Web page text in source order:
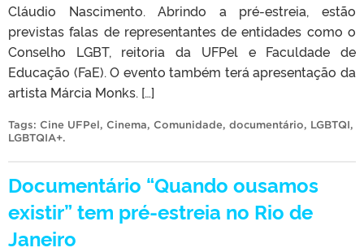
Cláudio Nascimento. Abrindo a pré-estreia, estão
previstas falas de representantes de entidades como o
Conselho LGBT, reitoria da UFPel e Faculdade de
Educação (FaE). O evento também terá apresentação da
artista Márcia Monks. […]
Tags: Cine UFPel, Cinema, Comunidade, documentário, LGBTQI,
LGBTQIA+.
Documentário “Quando ousamos
existir” tem pré-estreia no Rio de
Janeiro